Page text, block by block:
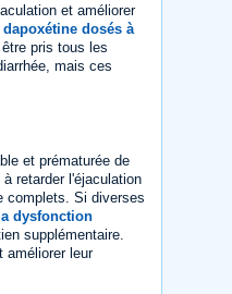
et améliorer
dosés à
pris tous les
mais ces
et prématurée de
retarder l'éjaculation
complets. Si diverses
dysfonction
supplémentaire.
améliorer leur